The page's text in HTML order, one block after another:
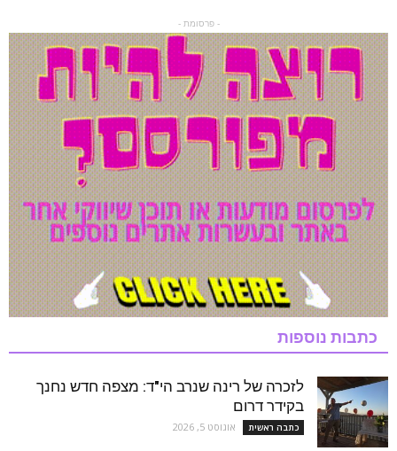
- פרסומת -
כתבות נוספות
לזכרה של רינה שנרב הי"ד: מצפה חדש נחנך
בקידר דרום
כתבה ראשית אוגוסט 5, 2026